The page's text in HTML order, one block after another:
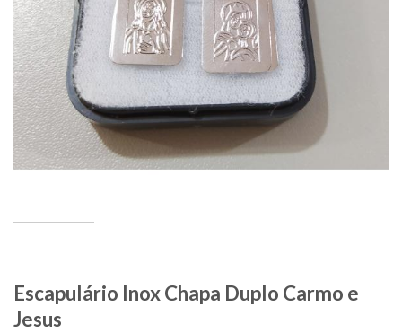
Escapulário Inox Chapa Duplo Carmo e
Jesus